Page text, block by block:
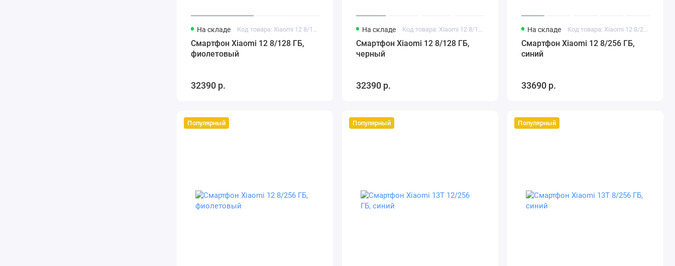
На складе
Смартфон Xiaomi 12 8/128 ГБ,
фиолетовый
32390 р.
На складе
Смартфон Xiaomi 12 8/128 ГБ,
черный
32390 р.
На складе
Смартфон Xiaomi 12 8/256 ГБ,
синий
33690 р.
Популярный Популярный Популярный